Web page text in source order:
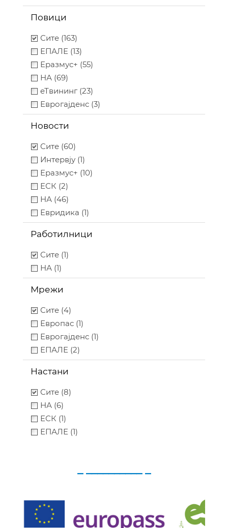
Повици
Сите (163)
ЕПАЛЕ (13)
Еразмус+ (55)
НА (69)
еТвининг (23)
Еврогајденс (3)
Новости
Сите (60)
Интервју (1)
Еразмус+ (10)
ЕСК (2)
НА (46)
Евридика (1)
Работилници
Сите (1)
НА (1)
Мрежи
Сите (4)
Европас (1)
Еврогајденс (1)
ЕПАЛЕ (2)
Настани
Сите (8)
НА (6)
ЕСК (1)
ЕПАЛЕ (1)
_ __________ _